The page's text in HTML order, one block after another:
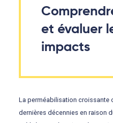
et évaluer
impacts
La perméabilisation croissante
dernières décennies en raison